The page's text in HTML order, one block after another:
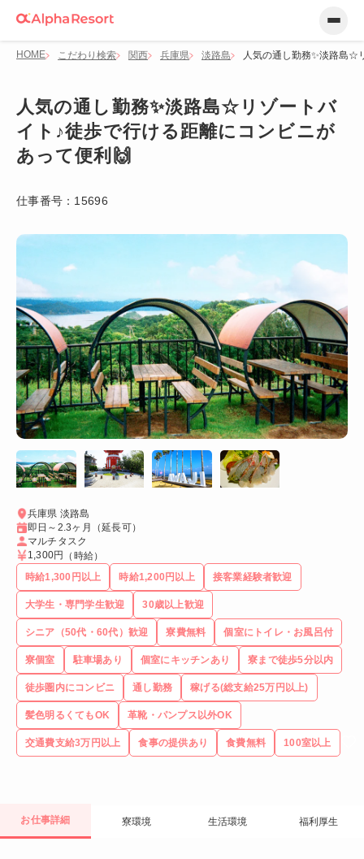
HOME こだわり検索 関西 兵庫県 淡路島 人気の通し勤務✨淡路島☆
人気の通し勤務✨淡路島☆リゾートバ
イト♪徒歩で行ける距離にコンビニが
あって便利🙌
仕事番号： 15696
兵庫県 淡路島
即日～2.3ヶ月（延長可）
マルチタスク
1,300円
（時給）
時給1,300円以上
時給1,200円以上 接客業経験者歓迎
大学生・専門学生歓迎 30歳以上歓迎
シニア（50代・60代）歓迎 寮費無料 個室にトイレ・お風呂付
寮個室 駐車場あり 個室にキッチンあり 寮まで徒歩5分以内
徒歩圏内にコンビニ 通し勤務 稼げる(総支給25万円以上)
髪色明るくてもOK 革靴・パンプス以外OK
交通費支給3万円以上 食事の提供あり 食費無料 100室以上
お仕事詳細 寮環境 生活環境 福利厚生